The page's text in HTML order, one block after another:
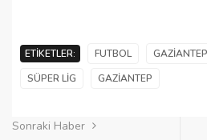
ETIKETLER: FUTBOL
SÜPER LİG
GAZIANTEP
Sonraki Haber